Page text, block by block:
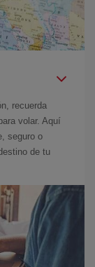
recuerda
volar. Aquí
seguro o
de tu